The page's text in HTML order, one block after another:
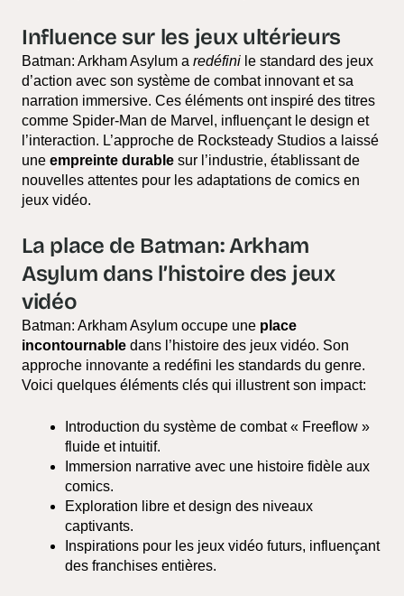
Influence sur les jeux ultérieurs
Batman: Arkham Asylum a redéfini le standard des jeux
d’action avec son système de combat innovant et sa
narration immersive. Ces éléments ont inspiré des titres
comme Spider-Man de Marvel, influençant le design et
l’interaction. L’approche de Rocksteady Studios a laissé
une empreinte durable sur l’industrie, établissant de
nouvelles attentes pour les adaptations de comics en
jeux vidéo.
La place de Batman: Arkham
Asylum dans l’histoire des jeux
vidéo
Batman: Arkham Asylum occupe une place
incontournable dans l’histoire des jeux vidéo. Son
approche innovante a redéfini les standards du genre.
Voici quelques éléments clés qui illustrent son impact:
Introduction du système de combat « Freeflow »
fluide et intuitif.
Immersion narrative avec une histoire fidèle aux
comics.
Exploration libre et design des niveaux
captivants.
Inspirations pour les jeux vidéo futurs, influençant
des franchises entières.